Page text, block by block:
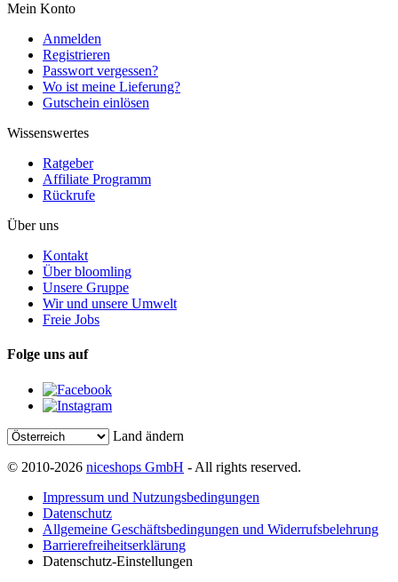
Mein Konto
Anmelden
Registrieren
Passwort vergessen?
Wo ist meine Lieferung?
Gutschein einlösen
Wissenswertes
Ratgeber
Affiliate Programm
Rückrufe
Über uns
Kontakt
Über bloomling
Unsere Gruppe
Wir und unsere Umwelt
Freie Jobs
Folge uns auf
Land ändern
© 2010-2026 niceshops GmbH - All rights reserved.
Impressum und Nutzungsbedingungen
Datenschutz
Allgemeine Geschäftsbedingungen und Widerrufsbelehrung
Barrierefreiheitserklärung
Datenschutz-Einstellungen